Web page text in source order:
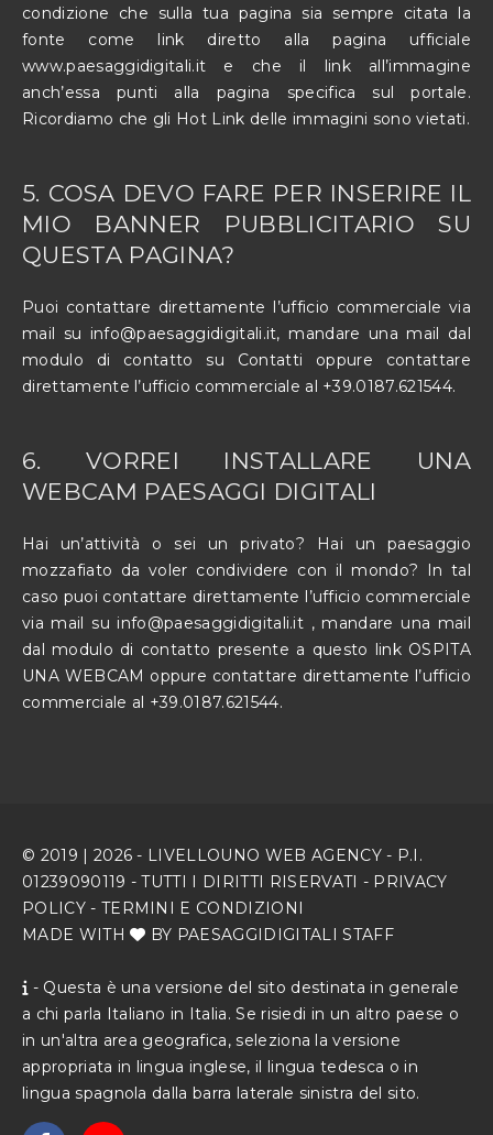
condizione che sulla tua pagina sia sempre citata la
fonte come link diretto alla pagina ufficiale
www.paesaggidigitali.it e che il link all’immagine
anch’essa punti alla pagina specifica sul portale.
Ricordiamo che gli Hot Link delle immagini sono vietati.
5. COSA DEVO FARE PER INSERIRE IL
MIO BANNER PUBBLICITARIO SU
QUESTA PAGINA?
Puoi contattare direttamente l’ufficio commerciale via
mail su info@paesaggidigitali.it, mandare una mail dal
modulo di contatto su Contatti oppure contattare
direttamente l’ufficio commerciale al +39.0187.621544.
6. VORREI INSTALLARE UNA
WEBCAM PAESAGGI DIGITALI
Hai un’attività o sei un privato? Hai un paesaggio
mozzafiato da voler condividere con il mondo? In tal
caso puoi contattare direttamente l’ufficio commerciale
via mail su info@paesaggidigitali.it , mandare una mail
dal modulo di contatto presente a questo link OSPITA
UNA WEBCAM oppure contattare direttamente l’ufficio
commerciale al +39.0187.621544.
© 2019 | 2026 - LIVELLOUNO WEB AGENCY- P.I.
01239090119 - TUTTI I DIRITTI RISERVATI - PRIVACY
POLICY- TERMINI E CONDIZIONI
MADE WITH
BY PAESAGGIDIGITALI STAFF
- Questa è una versione del sito destinata in generale
a chi parla Italiano in Italia. Se risiedi in un altro paese o
in un'altra area geografica, seleziona la versione
appropriata in lingua inglese, il lingua tedesca o in
lingua spagnola dalla barra laterale sinistra del sito.